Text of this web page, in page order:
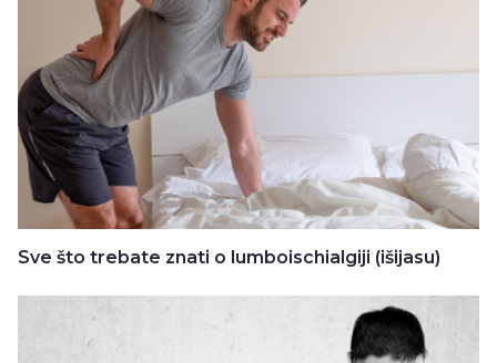
Sve što trebate znati o lumboischialgiji (išijasu)